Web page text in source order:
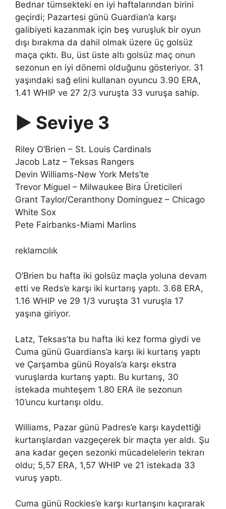
Bednar tümsekteki en iyi haftalarından birini
geçirdi; Pazartesi günü Guardian’a karşı
galibiyeti kazanmak için beş vuruşluk bir oyun
dışı bırakma da dahil olmak üzere üç golsüz
maça çıktı. Bu, üst üste altı golsüz maç onun
sezonun en iyi dönemi olduğunu gösteriyor. 31
yaşındaki sağ elini kullanan oyuncu 3.90 ERA,
1.41 WHIP ve 27 2/3 vuruşta 33 vuruşa sahip.
▶ Seviye 3
Riley O’Brien – St. Louis Cardinals
Jacob Latz – Teksas Rangers
Devin Williams-New York Mets’te
Trevor Miguel – Milwaukee Bira Üreticileri
Grant Taylor/Ceranthony Dominguez – Chicago
White Sox
Pete Fairbanks-Miami Marlins
reklamcılık
O’Brien bu hafta iki golsüz maçla yoluna devam
etti ve Reds’e karşı iki kurtarış yaptı. 3.68 ERA,
1.16 WHIP ve 29 1/3 vuruşta 31 vuruşla 17
yaşına giriyor.
Latz, Teksas’ta bu hafta iki kez forma giydi ve
Cuma günü Guardians’a karşı iki kurtarış yaptı
ve Çarşamba günü Royals’a karşı ekstra
vuruşlarda kurtarış yaptı. Bu kurtarış, 30
istekada muhteşem 1.80 ERA ile sezonun
10’uncu kurtarışı oldu.
Williams, Pazar günü Padres’e karşı kaydettiği
kurtarışlardan vazgeçerek bir maçta yer aldı. Şu
ana kadar geçen sezonki mücadelelerin tekrarı
oldu; 5,57 ERA, 1,57 WHIP ve 21 istekada 33
vuruş yaptı.
Cuma günü Rockies’e karşı kurtarışını kaçırarak